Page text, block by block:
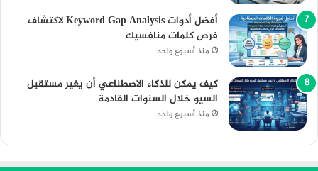
أفضل أدوات Keyword Gap Analysis لاكتشاف
فرص كلمات منافسيك
منذ أسبوع واحد
كيف يمكن للذكاء الاصطناعي أن يغير مستقبل
السيو خلال السنوات القادمة
منذ أسبوع واحد